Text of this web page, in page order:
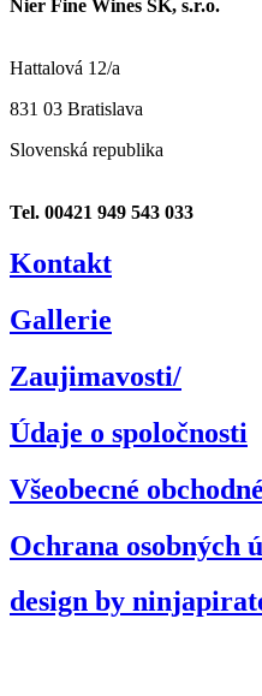
Nier Fine Wines SK, s.r.o.
Hattalová 12/a
831 03 Bratislava
Slovenská republika
Tel. 00421 949 543 033
Kontakt
Gallerie
Zaujimavosti/
Údaje o spoločnosti
Všeobecné
Ochrana osobných
design by